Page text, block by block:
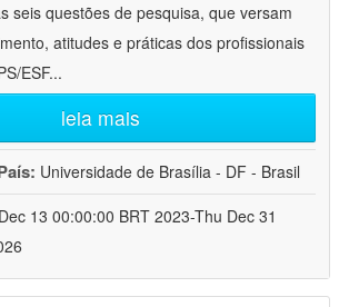
seis questões de pesquisa, que versam
atitudes e práticas dos profissionais
ESF...
leia mais
Universidade de Brasília - DF - Brasil
13 00:00:00 BRT 2023-Thu Dec 31